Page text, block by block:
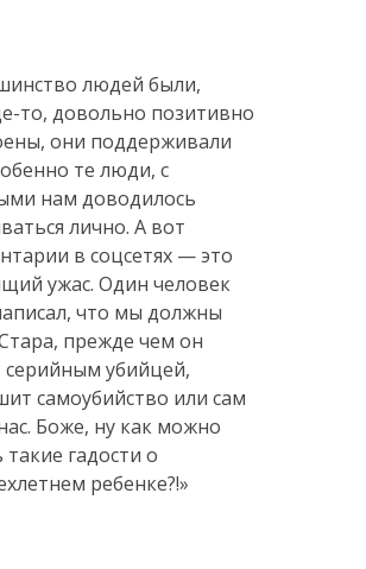
людей были,
то, довольно позитивно
они поддерживали
те люди, с
нам доводилось
лично. А вот
в соцсетях — это
ужас. Один человек
что мы должны
прежде чем он
серийным убийцей,
самоубийство или сам
Боже, ну как можно
такие гадости о
ребенке?!»